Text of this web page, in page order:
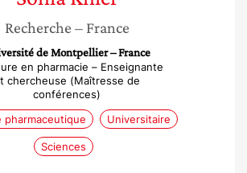
Recherche – France
de Montpellier – France
en pharmacie – Enseignante
chercheuse (Maîtresse de
conférences)
pharmaceutique
Universitaire
Sciences